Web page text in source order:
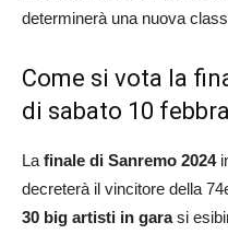
determinerà una nuova
Come si vota la
di sabato 10
La finale di Sanremo 2024
decreterà il vincitore della
30 big artisti in garasi